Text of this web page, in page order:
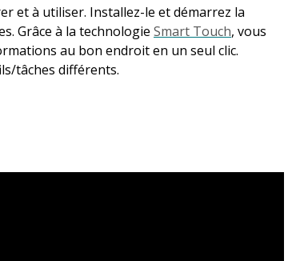
et à utiliser. Installez-le et démarrez la
Grâce à la technologie Smart Touch, vous
au bon endroit en un seul clic.
tâches différents.